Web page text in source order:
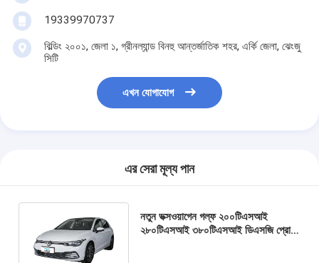
19339970737
বিল্ডিং ২০০১, জেলা ১, গ্রীনল্যান্ড বিনহু আন্তর্জাতিক শহর, এর্কি জেলা, ঝেংজু
সিটি
এখন যোগাযোগ
এর সেরা মূল্য পান
নতুন ভক্সওয়াগেন গল্ফ ২০০টিএসআই
২৮০টিএসআই ৩৮০টিএসআই ডিএসজি প্রো